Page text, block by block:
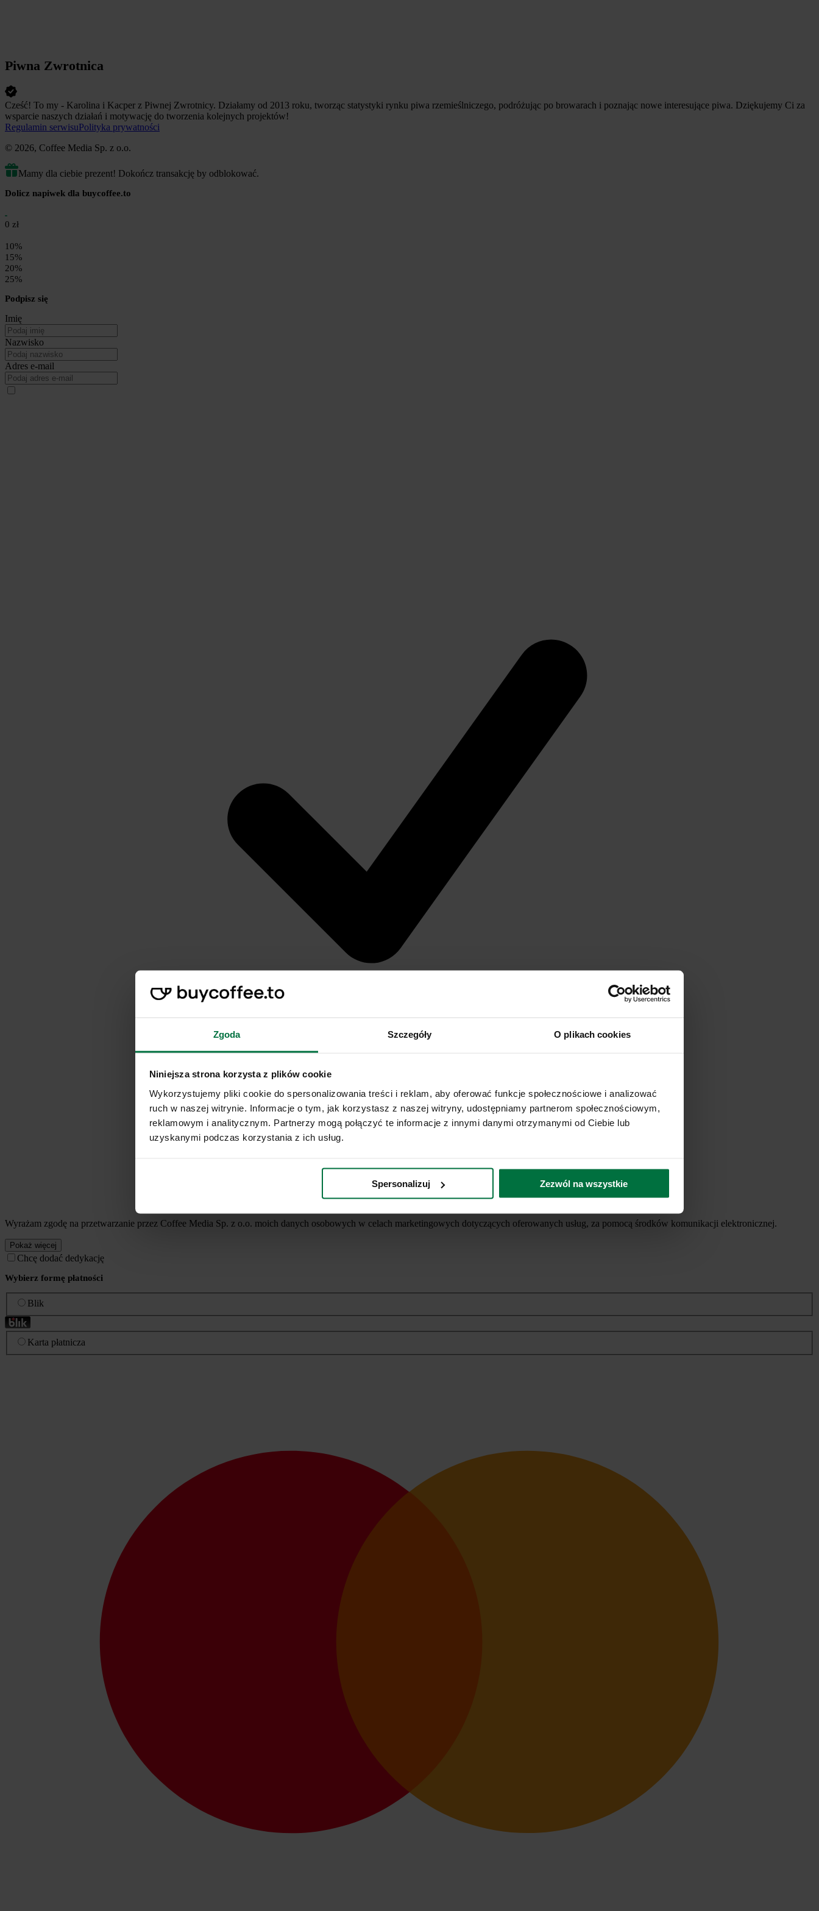
Zgoda Szczegóły O plikach cookies
Niniejsza strona korzysta z plików cookie
Wykorzystujemy pliki cookie do spersonalizowania treści i reklam, aby oferować funkcje społecznościowe i analizować
ruch w naszej witrynie. Informacje o tym, jak korzystasz z naszej witryny, udostępniamy partnerom społecznościowym,
reklamowym i analitycznym. Partnerzy mogą połączyć te informacje z innymi danymi otrzymanymi od Ciebie lub
uzyskanymi podczas korzystania z ich usług.
Spersonalizuj Zezwól na wszystkie
Piwna Zwrotnica
Cześć! To my - Karolina i Kacper z Piwnej Zwrotnicy. Działamy od 2013 roku, tworząc statystyki rynku piwa rzemieślniczego, podróżując po browarach i poznając nowe interesujące piwa. Dziękujemy Ci za
wsparcie naszych działań i motywację do tworzenia kolejnych projektów!
Regulamin serwisuPolityka prywatności
© 2026, Coffee Media Sp. z o.o.
Mamy dla ciebie prezent! Dokończ transakcję by odblokować.
Dolicz napiwek dla buycoffee.to
0 zł
10%
15%
20%
25%
Podpisz się
Imię
Nazwisko
Adres e-mail
Wyrażam zgodę na przetwarzanie przez Coffee Media Sp. z o.o. moich danych osobowych w celach marketingowych dotyczących oferowanych usług, za pomocą środków komunikacji elektronicznej.
Pokaż więcej
Chcę dodać dedykację
Wybierz formę płatności
Blik
Karta płatnicza